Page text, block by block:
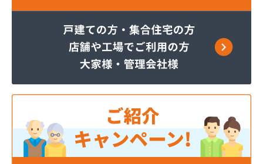
ニイミ石油ガス
ひょっとこや(有)ノムラ
ファーストガスシステム(株)
ミツワプロパンガス協同組合
ミライフ(株) 神奈川支店 相模原オフィス
ミライフ(株) 神奈川支店藤沢オフィス
ヤベライフパートナー(株)
レモンガス(株)